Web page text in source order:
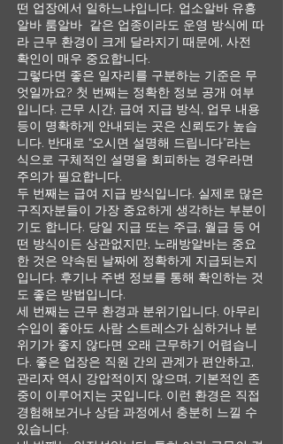
떤 업장에서 일하느냐입니다. 업소알바 유흥
알바 룸알바 같은 업종이라도 운영 방식에 따
라 근무 환경이 크게 달라지기 때문에, 사전
확인이 매우 중요합니다.
그렇다면 좋은 일자리를 구분하는 기준은 무
엇일까요? 첫 번째는 정확한 정보 공개 여부
입니다. 근무 시간, 급여 지급 방식, 업무 내용
등이 명확하게 안내되는 곳은 신뢰도가 높습
니다. 반대로 “오시면 설명해 드립니다”라는
식으로 구체적인 설명을 회피하는 경우라면
주의가 필요합니다.
두 번째는 급여 지급 방식입니다. 실제로 많은
구직자분들이 가장 중요하게 생각하는 부분이
기도 합니다. 당일 지급 또는 주급, 월급 등 어
떤 방식이든 상관없지만, 노래방알바는 중요
한 것은 약속된 날짜에 정확하게 지급되는지
입니다. 후기나 주변 정보를 통해 확인하는 것
도 좋은 방법입니다.
세 번째는 근무 환경과 분위기입니다. 아무리
수입이 좋아도 사람 스트레스가 심하거나 분
위기가 좋지 않다면 오래 근무하기 어렵습니
다. 좋은 업장은 직원 간의 관계가 편안하고,
관리자 역시 강압적이지 않으며, 기본적인 존
중이 이루어지는 곳입니다. 이런 환경은 직접
경험해보거나 상담 과정에서 충분히 느낄 수
있습니다.